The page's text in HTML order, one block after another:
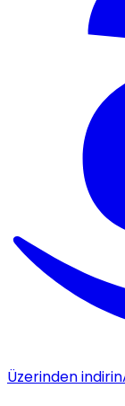
Üzerinden indirin